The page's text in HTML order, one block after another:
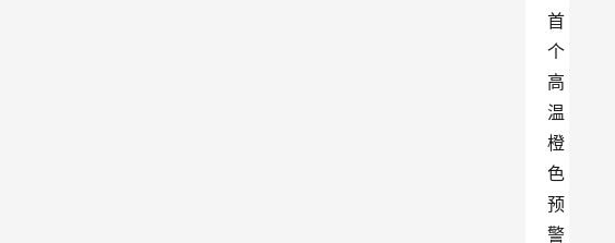
首
个
高
温
橙
色
预
警